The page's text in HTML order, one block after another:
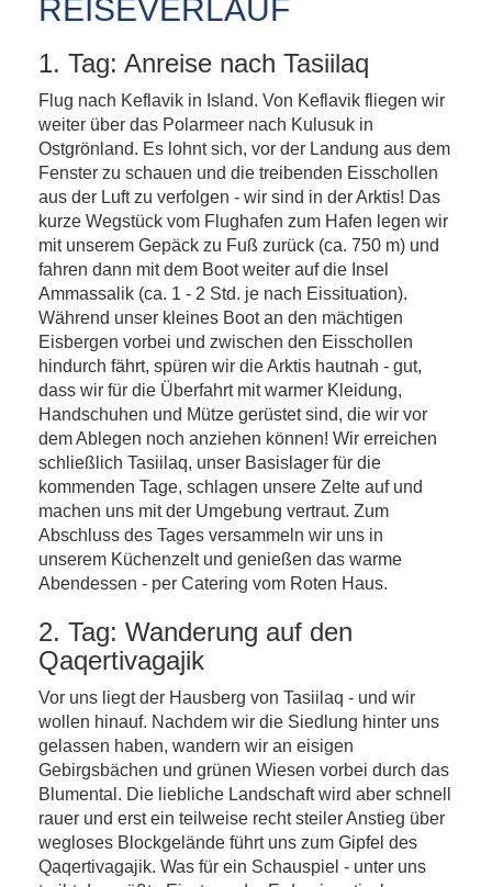
REISEVERLAUF
1. Tag: Anreise nach Tasiilaq
Flug nach Keflavik in Island. Von Keflavik fliegen wir
weiter über das Polarmeer nach Kulusuk in
Ostgrönland. Es lohnt sich, vor der Landung aus dem
Fenster zu schauen und die treibenden Eisschollen
aus der Luft zu verfolgen - wir sind in der Arktis! Das
kurze Wegstück vom Flughafen zum Hafen legen wir
mit unserem Gepäck zu Fuß zurück (ca. 750 m) und
fahren dann mit dem Boot weiter auf die Insel
Ammassalik (ca. 1 - 2 Std. je nach Eissituation).
Während unser kleines Boot an den mächtigen
Eisbergen vorbei und zwischen den Eisschollen
hindurch fährt, spüren wir die Arktis hautnah - gut,
dass wir für die Überfahrt mit warmer Kleidung,
Handschuhen und Mütze gerüstet sind, die wir vor
dem Ablegen noch anziehen können! Wir erreichen
schließlich Tasiilaq, unser Basislager für die
kommenden Tage, schlagen unsere Zelte auf und
machen uns mit der Umgebung vertraut. Zum
Abschluss des Tages versammeln wir uns in
unserem Küchenzelt und genießen das warme
Abendessen - per Catering vom Roten Haus.
2. Tag: Wanderung auf den
Qaqertivagajik
Vor uns liegt der Hausberg von Tasiilaq - und wir
wollen hinauf. Nachdem wir die Siedlung hinter uns
gelassen haben, wandern wir an eisigen
Gebirgsbächen und grünen Wiesen vorbei durch das
Blumental. Die liebliche Landschaft wird aber schnell
rauer und erst ein teilweise recht steiler Anstieg über
wegloses Blockgelände führt uns zum Gipfel des
Qaqertivagajik. Was für ein Schauspiel - unter uns